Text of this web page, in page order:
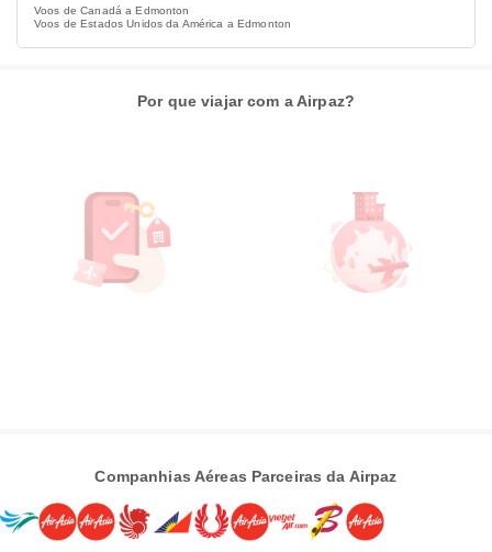
Voos de Canadá a Edmonton
Voos de Estados Unidos da América a Edmonton
Por que viajar com a Airpaz?
Companhias Aéreas Parceiras da Airpaz